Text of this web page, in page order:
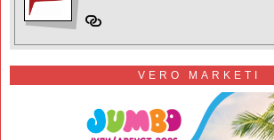
VERO MARKETI